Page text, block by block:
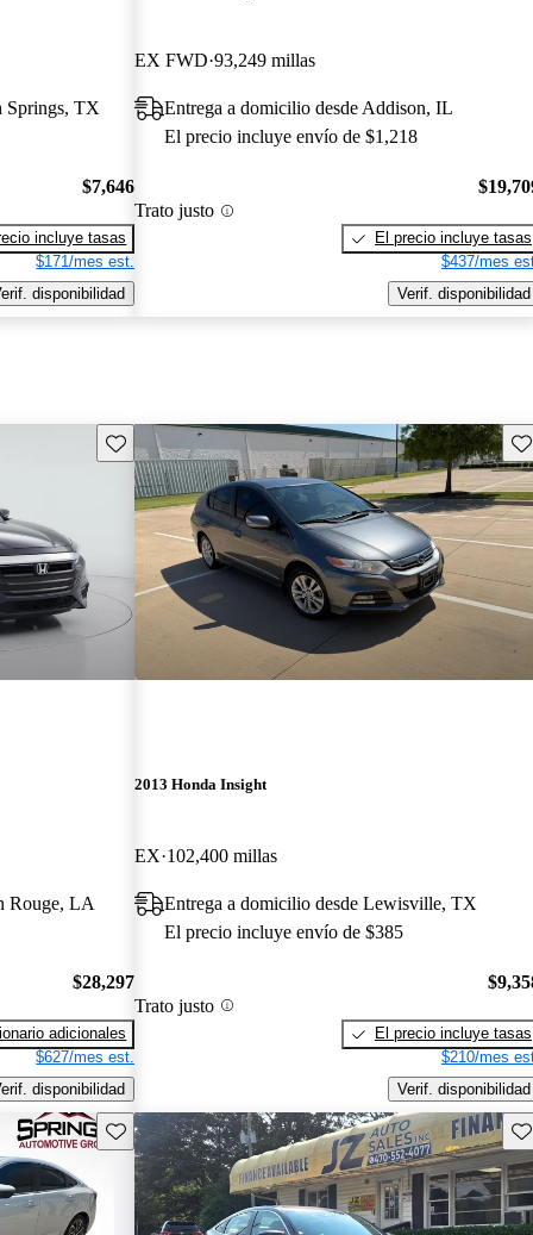
Springs, TX
$7,646
incluye tasas
$171/mes est.
disponibilidad
EX FWD 93,249 millas
Entrega a domicilio desde Addison, IL
El precio incluye envío de $1,218
Trato justo
El precio incluye tasas
$437/mes
Verif. disponibilidad
Guarda este Aviso
Rouge, LA
$28,297
adicionales
$627/mes est.
disponibilidad
2013 Honda Insight
EX 102,400 millas
Entrega a domicilio desde Lewisville, TX
El precio incluye envío de $385
Trato justo
El precio incluye tasas
$210/mes
Verif. disponibilidad
Guarda este Aviso